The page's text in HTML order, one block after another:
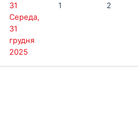
31
Середа,
31
грудня
2025
1 2